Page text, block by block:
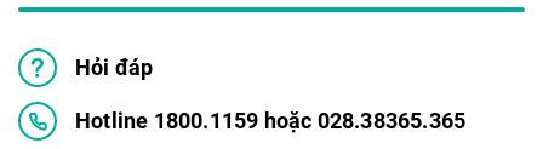
Hỏi đáp
Hotline 1800.1159 hoặc 028.38365.365